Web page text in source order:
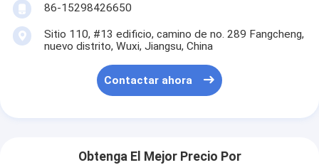
86-15298426650
Sitio 110, #13 edificio, camino de no. 289 Fangcheng,
nuevo distrito, Wuxi, Jiangsu, China
Contactar ahora
Obtenga El Mejor Precio Por